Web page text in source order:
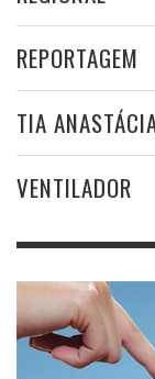
REPORTAGEM
TIA
VENTILADOR